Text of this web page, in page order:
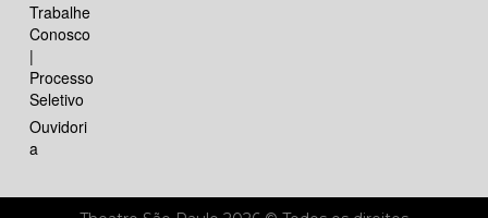
Trabalhe
Conosco
|
Processo
Seletivo
Ouvidori
a